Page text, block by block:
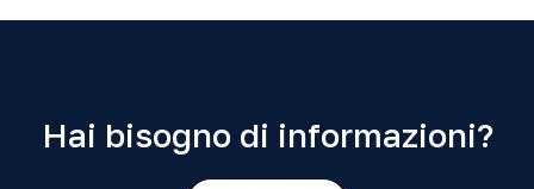
Hai bisogno di informazioni?